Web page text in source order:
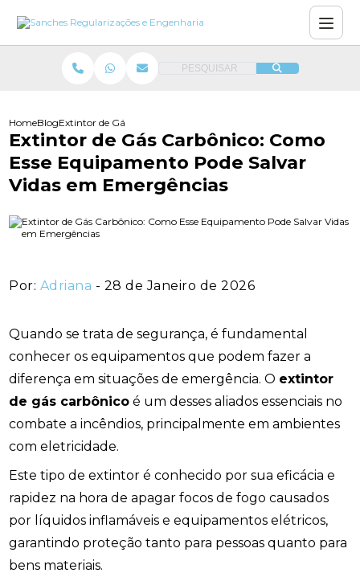
PESQUISAR
HomeBlogExtintor de Gás Carbônico: Como Esse Equipamento Pode
Extintor de Gás Carbônico: Como
Esse Equipamento Pode Salvar
Vidas em Emergências
Por: Adriana - 28 de Janeiro de 2026
Quando se trata de segurança, é fundamental
conhecer os equipamentos que podem fazer a
diferença em situações de emergência. O extintor
de gás carbônico é um desses aliados essenciais no
combate a incêndios, principalmente em ambientes
com eletricidade.
Este tipo de extintor é conhecido por sua eficácia e
rapidez na hora de apagar focos de fogo causados
por líquidos inflamáveis e equipamentos elétricos,
garantindo proteção tanto para pessoas quanto para
bens materiais.